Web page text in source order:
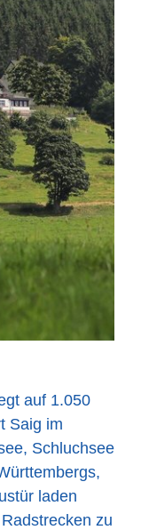
auf 1.050
Saig im
Schluchsee
laden
zu